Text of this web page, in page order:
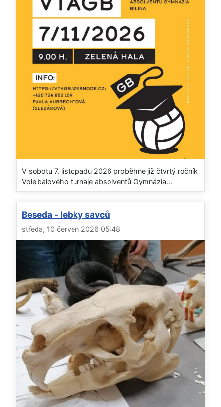
V sobotu 7. listopadu 2026 proběhne již čtvrtý ročník
Volejbalového turnaje absolventů Gymnázia...
Beseda - lebky savců
středa, 10 červen 2026 05:48